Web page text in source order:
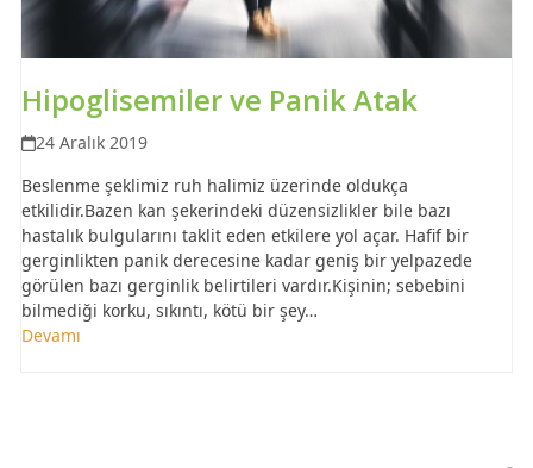
Hipoglisemiler ve Panik Atak
24 Aralık 2019
Beslenme şeklimiz ruh halimiz üzerinde oldukça
etkilidir.Bazen kan şekerindeki düzensizlikler bile bazı
hastalık bulgularını taklit eden etkilere yol açar. Hafif bir
gerginlikten panik derecesine kadar geniş bir yelpazede
görülen bazı gerginlik belirtileri vardır.Kişinin; sebebini
bilmediği korku, sıkıntı, kötü bir şey…
Devamı